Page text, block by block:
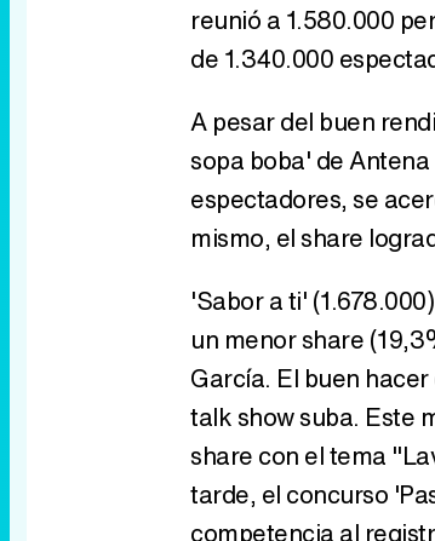
reunió a 1.580.000
de 1.340.000
A pesar del buen
sopa boba' de
espectadores, se
mismo, el share
'Sabor a ti'
un menor share
García. El buen
talk show suba. Este
share con el tema
tarde, el concurso
competencia al